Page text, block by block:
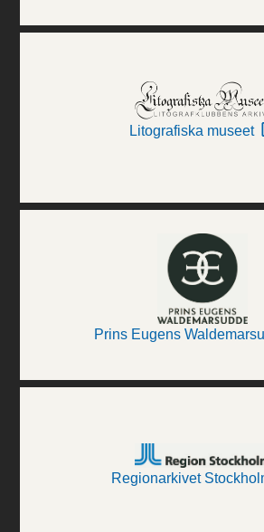
Litografiska museet
Prins Eugens
Regionarkivet